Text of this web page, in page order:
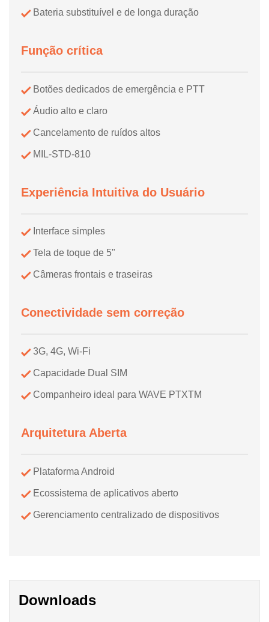
Bateria substituível e de longa duração
Função crítica
Botões dedicados de emergência e PTT
Áudio alto e claro
Cancelamento de ruídos altos
MIL-STD-810
Experiência Intuitiva do Usuário
Interface simples
Tela de toque de 5"
Câmeras frontais e traseiras
Conectividade sem correção
3G, 4G, Wi-Fi
Capacidade Dual SIM
Companheiro ideal para WAVE PTXTM
Arquitetura Aberta
Plataforma Android
Ecossistema de aplicativos aberto
Gerenciamento centralizado de dispositivos
Downloads